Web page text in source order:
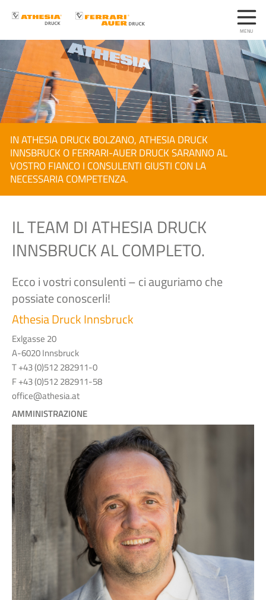
IN ATHESIA DRUCK BOLZANO, ATHESIA DRUCK
INNSBRUCK O FERRARI-AUER DRUCK SARANNO AL
VOSTRO FIANCO I CONSULENTI GIUSTI CON LA
NECESSARIA COMPETENZA.
IL TEAM DI ATHESIA DRUCK
INNSBRUCK AL COMPLETO.
Ecco i vostri consulenti – ci auguriamo che
possiate conoscerli!
Athesia Druck Innsbruck
Exlgasse 20
A-6020 Innsbruck
T +43 (0)512 282911-0
F +43 (0)512 282911-58
office@athesia.at
AMMINISTRAZIONE